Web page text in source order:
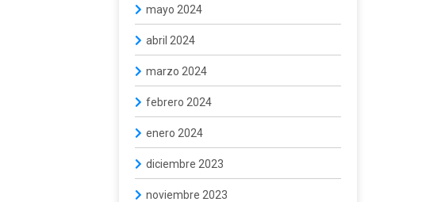
mayo 2024
abril 2024
marzo 2024
febrero 2024
enero 2024
diciembre 2023
noviembre 2023